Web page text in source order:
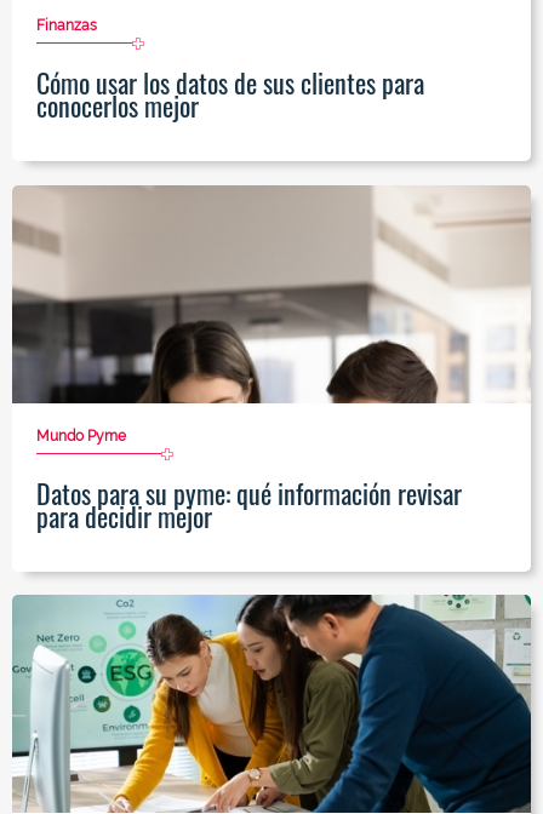
Finanzas
Cómo usar los datos de sus clientes para
conocerlos mejor
Mundo Pyme
Datos para su pyme: qué información revisar
para decidir mejor